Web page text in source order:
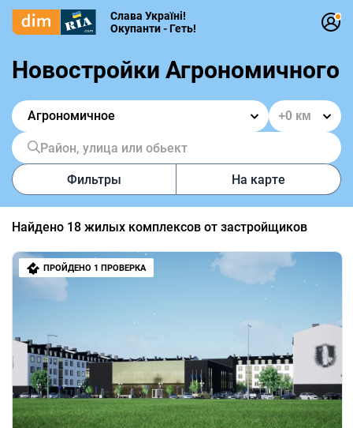
Слава Україні!
Окупанти - Геть!
Новостройки Агрономичного
Агрономичное
Район, улица или обьект
Фильтры На карте
Найдено 18 жилых комплексов от застройщиков
ПРОЙДЕНО 1 ПРОВЕРКА